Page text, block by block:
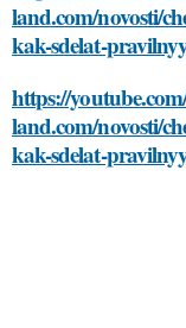
land.com/novosti/
kak-sdelat-
https://
land.com/novosti/
kak-sdelat-